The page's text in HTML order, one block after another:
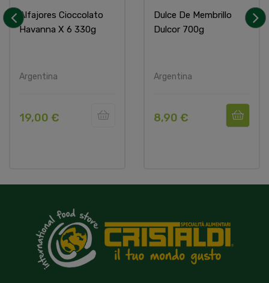
Alfajores Cioccolato
Havanna X 6 330g
Argentina
19,00 €
Dulce De Membrillo
Dulcor 700g
Argentina
8,90 €